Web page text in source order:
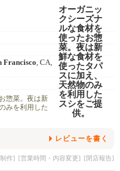
Francisco, CA,
惣菜。夜は新
みを利用した
レビューを書く
作] [営業時間・内容変更] [閉店報告]